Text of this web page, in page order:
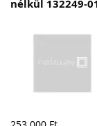
nélkül 132249-